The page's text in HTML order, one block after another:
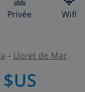
privée wifi
- Lloret de Mar